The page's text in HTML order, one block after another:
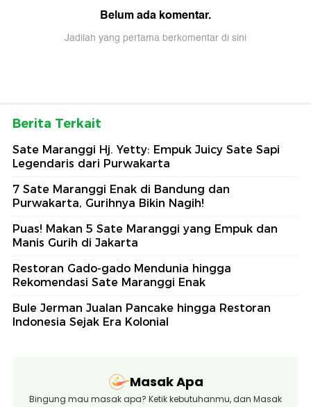
Belum ada komentar.
Jadilah yang pertama berkomentar di sini
Berita Terkait
Sate Maranggi Hj. Yetty: Empuk Juicy Sate Sapi
Legendaris dari Purwakarta
7 Sate Maranggi Enak di Bandung dan
Purwakarta, Gurihnya Bikin Nagih!
Puas! Makan 5 Sate Maranggi yang Empuk dan
Manis Gurih di Jakarta
Restoran Gado-gado Mendunia hingga
Rekomendasi Sate Maranggi Enak
Bule Jerman Jualan Pancake hingga Restoran
Indonesia Sejak Era Kolonial
Masak Apa
Bingung mau masak apa? Ketik kebutuhanmu, dan Masak